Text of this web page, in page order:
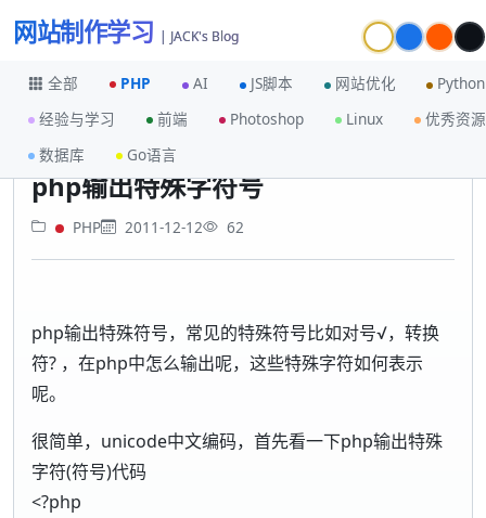
网站制作学习 | JACK's Blog
全部 PHP AI JS脚本 网站优化
Python
经验与学习
前端 Photoshop Linux
优秀资源
数据库
Go语言
首页 PHP php输出特殊字符号
php输出特殊字符号
PHP 2011-12-12 62
php输出特殊符号，常见的特殊符号比如对号√，转换
符? ，在php中怎么输出呢，这些特殊字符如何表示
呢。
很简单，unicode中文编码，首先看一下php输出特殊
字符(符号)代码
<?php